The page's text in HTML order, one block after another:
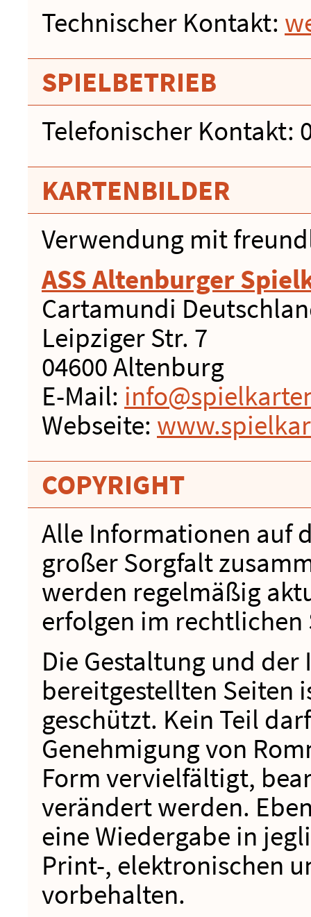
Technischer Kontakt:
SPIELBETRIEB
Telefonischer Kontakt:
KARTENBILDER
Verwendung mit
ASS Altenburger
Cartamundi
Leipziger Str. 7
04600 Altenburg
E-Mail:
Webseite:
COPYRIGHT
Alle Informationen auf
großer Sorgfalt
werden regelmäßig
erfolgen im rechtlichen
Die Gestaltung und
bereitgestellten Seiten
geschützt. Kein Teil
Genehmigung von
Form vervielfältigt,
verändert werden.
eine Wiedergabe in
Print-, elektronischen
vorbehalten.